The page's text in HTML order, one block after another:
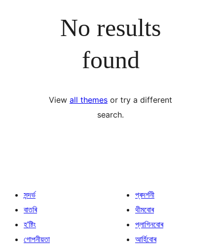
No results
found
View all themes or try a different
search.
সন্দৰ্ভ
বাতৰি
হ’ষ্টিং
গোপনীয়তা
প্ৰদৰ্শনী
থীমবোৰ
প্লাগিনবোৰ
আৰ্হিবোৰ